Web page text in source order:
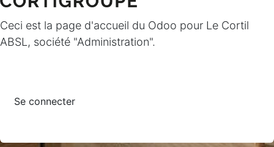
Ceci est la page d'accueil du Odoo pour Le Cortil
ABSL, société "Administration".
Se connecter